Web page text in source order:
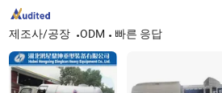
제조사/공장 ODM 빠른 응답